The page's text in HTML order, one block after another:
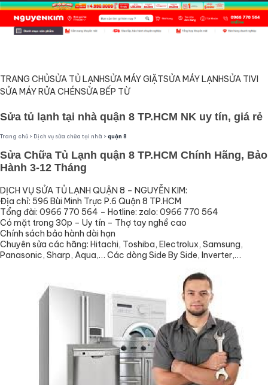
TRANG CHỦSỬA TỦ LẠNHSỬA MÁY GIẶTSỬA MÁY LẠNHSỬA TIVI
SỬA MÁY RỬA CHÉNSỬA BẾP TỪ
Sửa tủ lạnh tại nhà quận 8 TP.HCM NK uy tín, giá rẻ
Trang chủ > Dịch vụ sửa chữa tại nhà >quận 8
Sửa Chữa Tủ Lạnh quận 8 TP.HCM Chính Hãng, Bảo
Hành 3-12 Tháng
DỊCH VỤ SỬA TỦ LẠNH QUẬN 8 – NGUYỄN KIM:
Địa chỉ: 596 Bùi Minh Trực P.6 Quận 8 TP.HCM
Tổng đài: 0966 770 564 – Hotline: zalo: 0966 770 564
Có mặt trong 30p – Uy tín – Thợ tay nghề cao
Chính sách bảo hành dài hạn
Chuyên sửa các hãng: Hitachi, Toshiba, Electrolux, Samsung,
Panasonic, Sharp, Aqua,… Các dòng Side By Side, Inverter,…